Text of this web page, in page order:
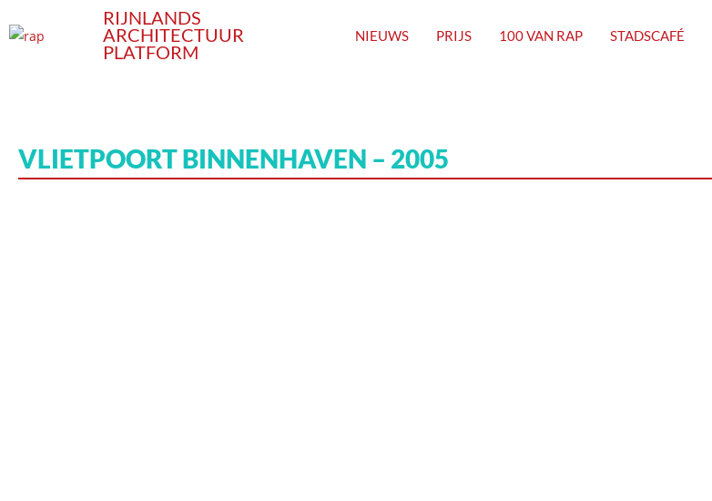
RIJNLANDS
ARCHITECTUUR
PLATFORM
NIEUWS PRIJS 100 VAN RAP STADSCAFÉ
VLIETPOORT BINNENHAVEN – 2005